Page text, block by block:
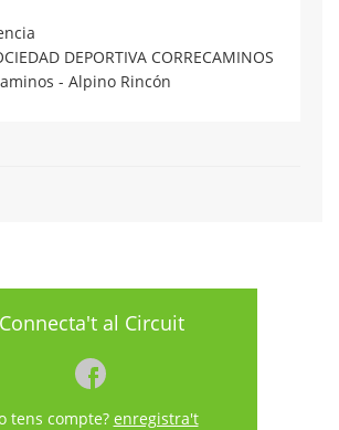
DEPORTIVA CORRECAMINOS
- Alpino Rincón
Connecta't al Circuit
tens compte? enregistra't